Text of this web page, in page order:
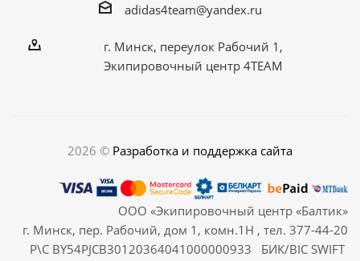
adidas4team@yandex.ru
г. Минск, переулок Рабочий 1,
Экипировочный центр 4TEAM
2026 © Разработка и поддержка сайта
ООО «Экипировочный центр «Балтик»
г. Минск, пер. Рабочий, дом 1, комн.1Н , тел. 377-44-20
Р\С BY54PJCB30120364041000000933 БИК/BIC SWIFT